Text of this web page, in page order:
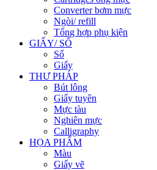
Converter bơm mực
Ngòi/ refill
Tổng hợp phụ kiện
GIẤY/ SỔ
Sổ
Giấy
THƯ PHÁP
Bút lông
Giấy tuyên
Mực tàu
Nghiên mực
Calligraphy
HỌA PHẨM
Màu
Giấy vẽ